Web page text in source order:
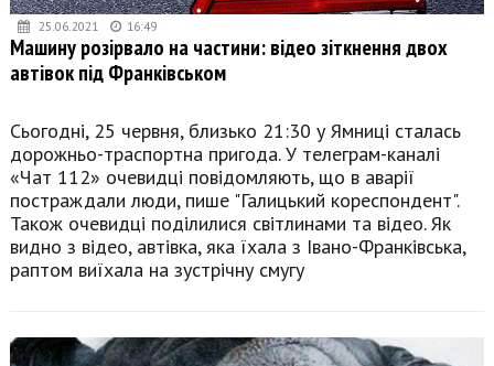
25.06.2021 16:49
Машину розірвало на частини: відео зіткнення двох
автівок під Франківськом
Сьогодні, 25 червня, близько 21:30 у Ямниці сталась
дорожньо-траспортна пригода. У телеграм-каналі
«Чат 112» очевидці повідомляють, що в аварії
постраждали люди, пише "Галицький кореспондент".
Також очевидці поділилися світлинами та відео. Як
видно з відео, автівка, яка їхала з Івано-Франківська,
раптом виїхала на зустрічну смугу